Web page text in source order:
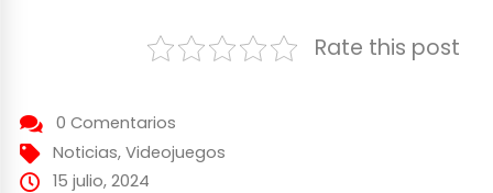
Rate this post
0 Comentarios
Noticias, Videojuegos
15 julio, 2024